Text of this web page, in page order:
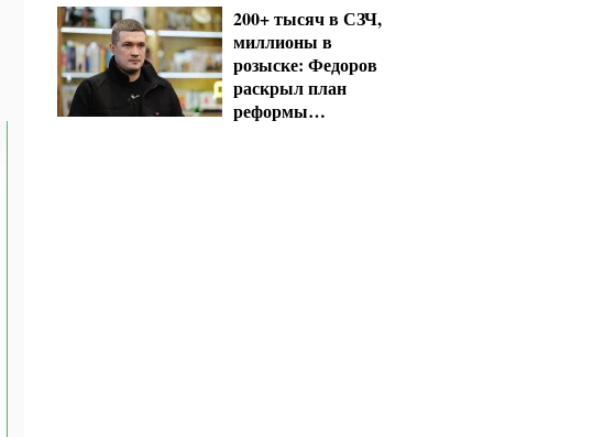
200+ тысяч в СЗЧ,
миллионы в
розыске: Федоров
раскрыл план
реформы